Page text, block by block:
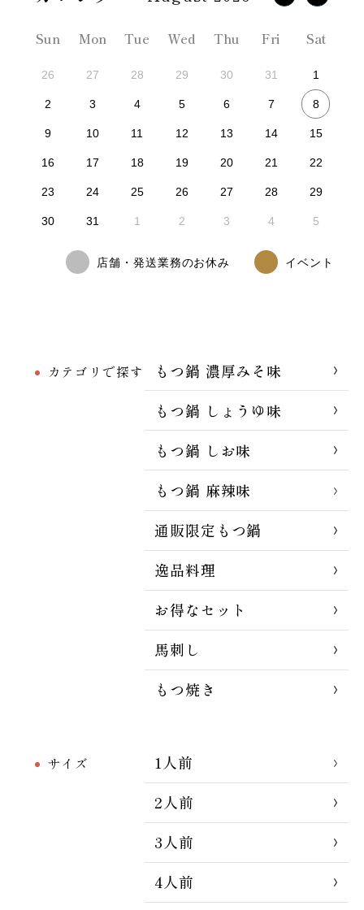
カテゴリで探す
もつ鍋 濃厚みそ味
もつ鍋 しょうゆ味
もつ鍋 しお味
もつ鍋 麻辣味
通販限定もつ鍋
逸品料理
お得なセット
馬刺し
もつ焼き
サイズ
1人前
2人前
3人前
4人前
Sun Mon Tue Wed Thu Fri Sat
26 27 28 29 30 31 1
2 3 4 5 6 7 8
9 10 11 12 13 14 15
16 17 18 19 20 21 22
23 24 25 26 27 28 29
30 31 1 2 3 4 5
店舗・発送業務のお休み イベント